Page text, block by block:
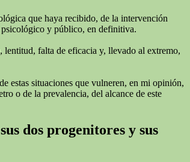
que haya recibido, de la intervención
psicológico y público, en definitiva.
lentitud, falta de eficacia y, llevado al extremo,
estas situaciones que vulneren, en mi opinión,
o de la prevalencia, del alcance de este
dos progenitores y sus